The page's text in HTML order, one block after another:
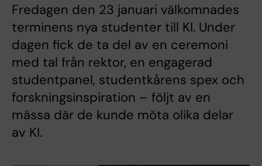
Fredagen den 23 januari välkomnades
terminens nya studenter till KI. Under
dagen fick de ta del av en ceremoni
med tal från rektor, en engagerad
studentpanel, studentkårens spex och
forskningsinspiration – följt av en
mässa där de kunde möta olika delar
av KI.